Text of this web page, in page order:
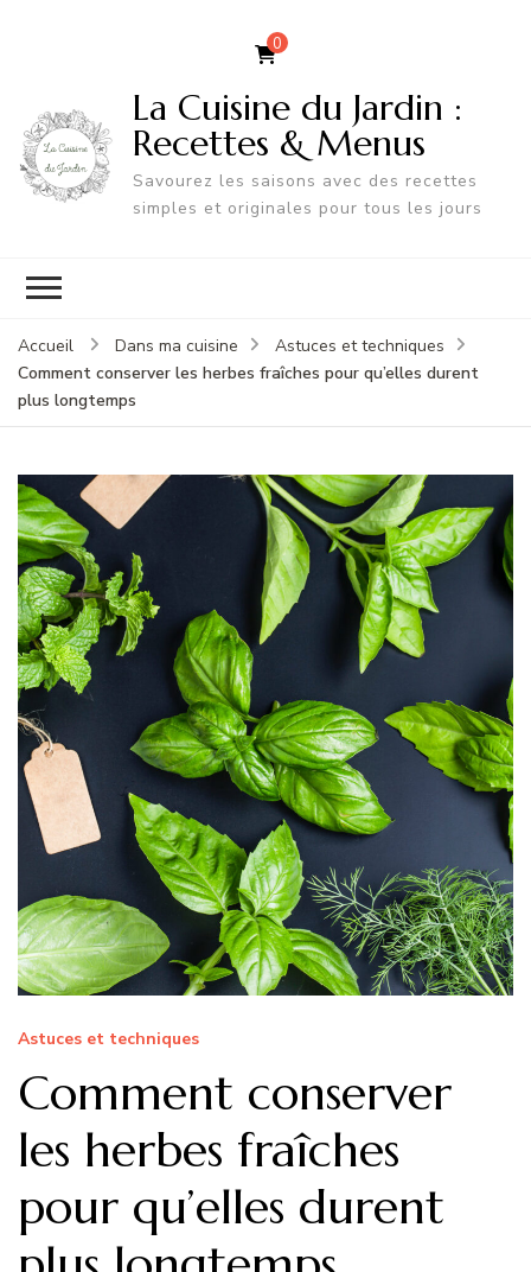
0
La Cuisine du Jardin :
Recettes & Menus
Savourez les saisons avec des recettes
simples et originales pour tous les jours
Accueil Dans ma cuisine
Astuces et techniques
Comment conserver les herbes fraîches pour qu’elles durent
plus longtemps
Astuces et techniques
Comment conserver
les herbes fraîches
pour qu’elles durent